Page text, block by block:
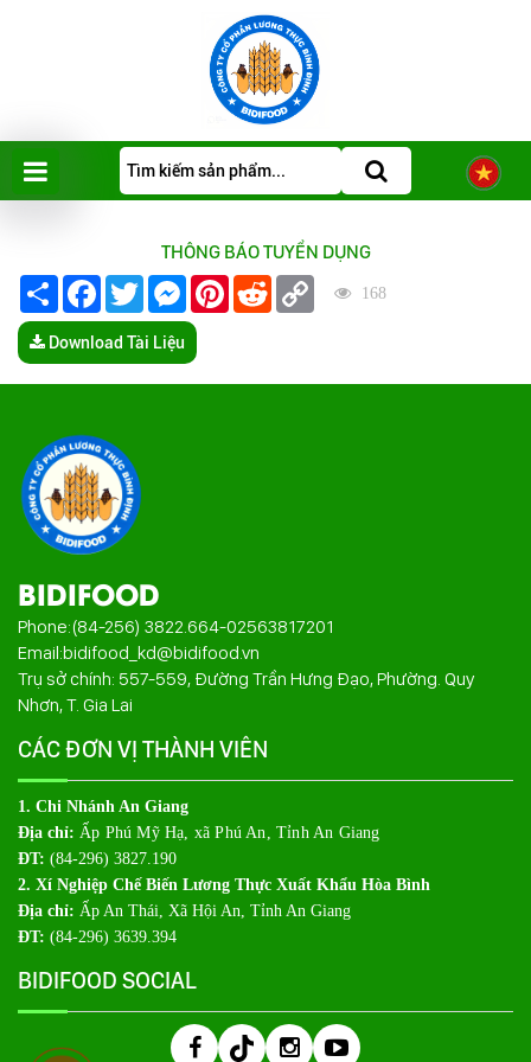
THÔNG BÁO TUYỂN DỤNG
Share Facebook
TwitterMessengerPinterestReddit Copy
Link
168
Download Tài Liệu
BIDIFOOD
Phone:(84-256) 3822.664-02563817201
Email:bidifood_kd@bidifood.vn
Trụ sở chính: 557-559, Đường Trần Hưng Đạo, Phường. Quy
Nhơn, T. Gia Lai
CÁC ĐƠN VỊ THÀNH VIÊN
1. Chi Nhánh An Giang
Địa chỉ: Ấp Phú Mỹ Hạ, xã Phú An, Tỉnh An Giang
ĐT: (84-296) 3827.190
2. Xí Nghiệp Chế Biến Lương Thực Xuất Khẩu Hòa Bình
Địa chỉ: Ấp An Thái, Xã Hội An, Tỉnh An Giang
ĐT: (84-296) 3639.394
BIDIFOOD SOCIAL